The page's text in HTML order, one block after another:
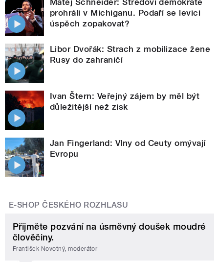
prohráli v Michiganu. Podaří se levici
úspěch zopakovat?
Libor Dvořák: Strach z mobilizace žene
Rusy do zahraničí
Ivan Štern: Veřejný zájem by měl být
důležitější než zisk
Jan Fingerland: Vlny od Ceuty omývají
Evropu
E-SHOP ČESKÉHO ROZHLASU
Přijměte pozvání na úsměvný doušek moudré
člověčiny.
František Novotný, moderátor